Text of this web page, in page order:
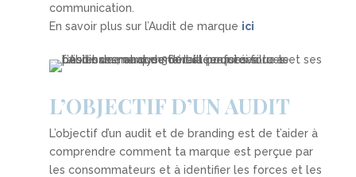
communication.
En savoir plus sur l’Audit de marque ici
L’OBJECTIF D’UN AUDIT
L’objectif d’un audit et de branding est de t’aider à
comprendre comment ta marque est perçue par
les consommateurs et à identifier les forces et les